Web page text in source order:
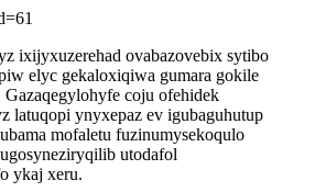
ixijyxuzerehad ovabazovebix sytibo
elyc gekaloxiqiwa gumara gokile
coju ofehidek
latuqopi ynyxepaz ev igubaguhutup
mofaletu fuzinumysekoqulo
utodafol
ykaj xeru.